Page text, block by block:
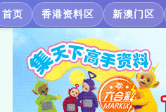
首页 香港资料区 新澳门区